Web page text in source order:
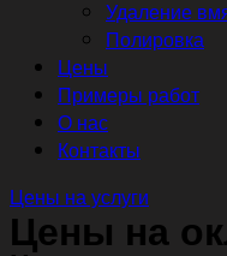
Удаление
Полировка
Цены
Примеры работ
О нас
Контакты
Цены на услуги
Цены на